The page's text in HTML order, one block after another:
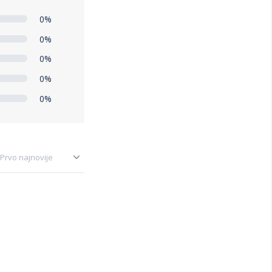
0%
0%
0%
0%
0%